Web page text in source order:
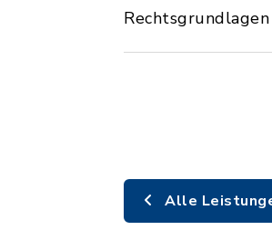
Rechtsgrundlagen
Alle